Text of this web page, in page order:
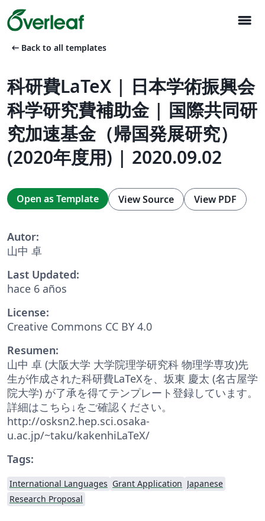
menu
arrow_left_alt Back to all templates
科研費LaTeX | 日本学術振興会
科学研究費補助金 | 国際共同研
究加速基金（帰国発展研究）
(2020年度用) | 2020.09.02
Open as Template View Source View PDF
Autor:
山中 卓
Last Updated:
hace 6 años
License:
Creative Commons CC BY 4.0
Resumen:
山中 卓 (大阪大学 大学院理学研究科 物理学専攻)先
生が作成された科研費LaTeXを、坂東 慶太 (名古屋学
院大学) が了承を得てテンプレート登録しています。
詳細はこちら↓をご確認ください。
http://osksn2.hep.sci.osaka-
u.ac.jp/~taku/kakenhiLaTeX/
Tags:
International Languages Grant Application Japanese
Research Proposal